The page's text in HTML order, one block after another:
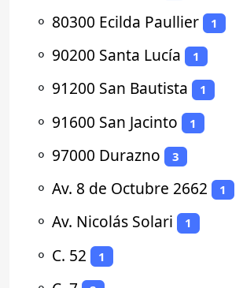
⚬ 80300 Ecilda Paullier 1
⚬ 90200 Santa Lucía 1
⚬ 91200 San Bautista 1
⚬ 91600 San Jacinto 1
⚬ 97000 Durazno 3
⚬ Av. 8 de Octubre 2662 1
⚬ Av. Nicolás Solari 1
⚬ C. 52 1